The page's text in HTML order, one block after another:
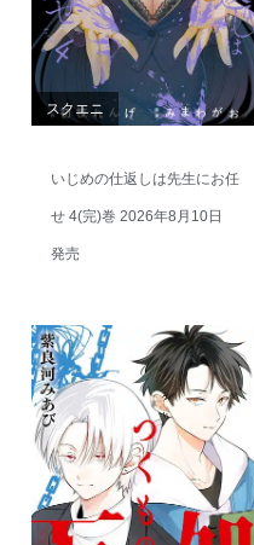
スクエニ
いじめの仕返しは先生にお任
せ 4(完)巻 2026年8月10日
発売